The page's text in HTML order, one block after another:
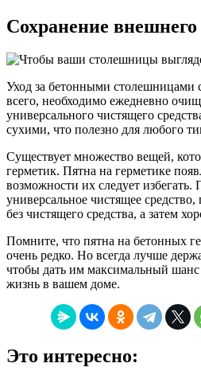
Сохранение
Уход за бетонными столешницами
всего, необходимо ежедневно
универсального чистящего
сухими, что полезно для любого
Существует множество вещей,
герметик. Пятна на герметике
возможности их следует
универсальное чистящее
без чистящего средства, а затем
Помните, что пятна на бетонных
очень редко. Но всегда лучше
чтобы дать им максимальный
жизнь в вашем доме.
Это интересно: